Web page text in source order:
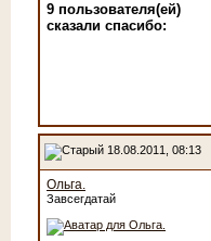
9 пользователя(ей)
сказали cпасибо:
18.08.2011, 08:13
Ольга.
Завсегдатай